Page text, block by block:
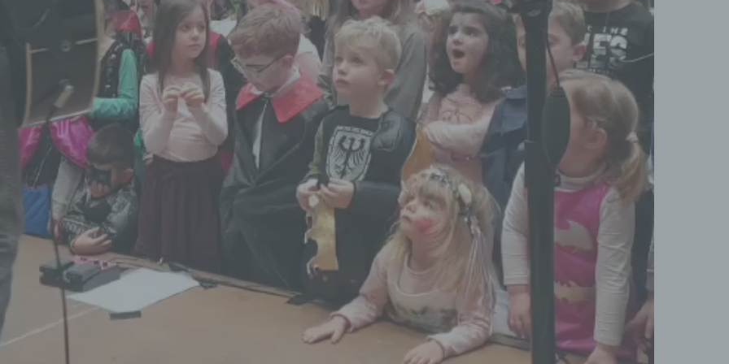
wirtschaftlicher Lage, Gesundheit, persönlicher Vorlieben, Interessen,
Zuverlässigkeit, Verhalten, Aufenthaltsort oder Ortswechsel dieser
natürlichen Person zu analysieren oder vorherzusagen.
f) Pseudonymisierung
Pseudonymisierung ist die Verarbeitung personenbezogener Daten
in einer Weise, auf welche die personenbezogenen Daten ohne
Hinzuziehung zusätzlicher Informationen nicht mehr einer
spezifischen betroffenen Person zugeordnet werden können, sofern
diese zusätzlichen Informationen gesondert aufbewahrt werden und
technischen und organisatorischen Maßnahmen unterliegen, die
gewährleisten, dass die personenbezogenen Daten nicht einer
identifizierten oder identifizierbaren natürlichen Person zugewiesen
g) Verantwortlicher oder für die Verarbeitung Verantwortlicher
Verantwortlicher oder für die Verarbeitung Verantwortlicher ist die
natürliche oder juristische Person, Behörde, Einrichtung oder andere
Stelle, die allein oder gemeinsam mit anderen über die Zwecke und
Mittel der Verarbeitung von personenbezogenen Daten entscheidet.